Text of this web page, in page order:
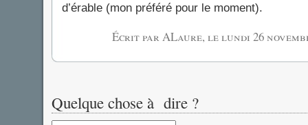
d’érable (mon préféré pour le moment).
Écrit par ALaure, lelundi 26
Quelque chose à dire ?